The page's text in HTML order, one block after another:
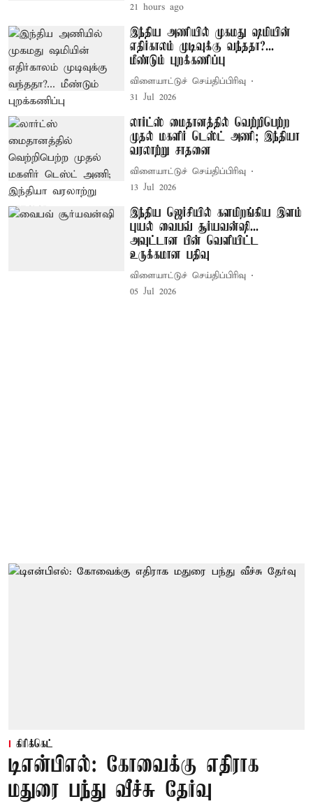
21 hours ago
இந்திய அணியில் முகமது ஷமியின்
எதிர்காலம் முடிவுக்கு வந்ததா?...
மீண்டும் புறக்கணிப்பு
விளையாட்டுச் செய்திப்பிரிவு
31 Jul 2026
லார்ட்ஸ் மைதானத்தில் வெற்றிபெற்ற
முதல் மகளிர் டெஸ்ட் அணி; இந்தியா
வரலாற்று சாதனை
விளையாட்டுச் செய்திப்பிரிவு
13 Jul 2026
இந்திய ஜெர்சியில் களமிறங்கிய இளம்
புயல் வைபவ் சூர்யவன்ஷி...
அவுட்டான பின் வெளியிட்ட
உருக்கமான பதிவு
விளையாட்டுச் செய்திப்பிரிவு
05 Jul 2026
கிரிக்கெட்
டிஎன்பிஎல்: கோவைக்கு எதிராக
மதுரை பந்து வீச்சு தேர்வு